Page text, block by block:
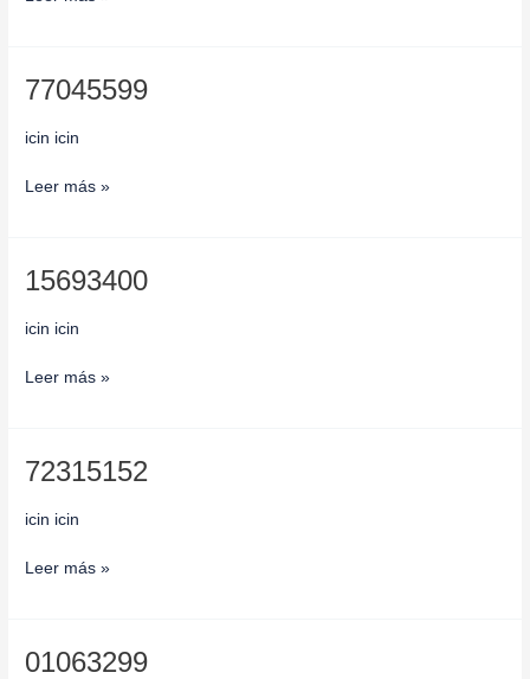
77045599
icin icin
77045599
Leer más »
15693400
icin icin
15693400
Leer más »
72315152
icin icin
72315152
Leer más »
01063299
01063299